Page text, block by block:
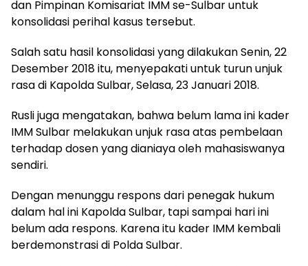
dan Pimpinan Komisariat IMM se-Sulbar untuk
konsolidasi perihal kasus tersebut.
Salah satu hasil konsolidasi yang dilakukan Senin, 22
Desember 2018 itu, menyepakati untuk turun unjuk
rasa di Kapolda Sulbar, Selasa, 23 Januari 2018.
Rusli juga mengatakan, bahwa belum lama ini kader
IMM Sulbar melakukan unjuk rasa atas pembelaan
terhadap dosen yang dianiaya oleh mahasiswanya
sendiri.
Dengan menunggu respons dari penegak hukum
dalam hal ini Kapolda Sulbar, tapi sampai hari ini
belum ada respons. Karena itu kader IMM kembali
berdemonstrasi di Polda Sulbar.